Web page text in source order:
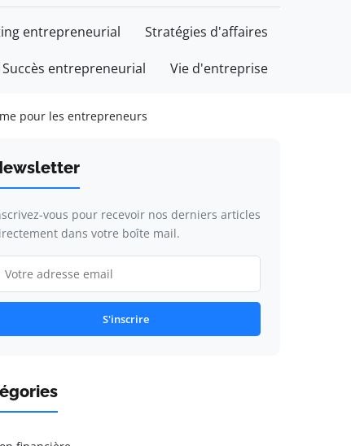
entrepreneurial Stratégies d'affaires
Succès entrepreneurial Vie d'entreprise
pour les entrepreneurs
vous pour recevoir nos derniers articles
dans votre boîte mail.
S'inscrire